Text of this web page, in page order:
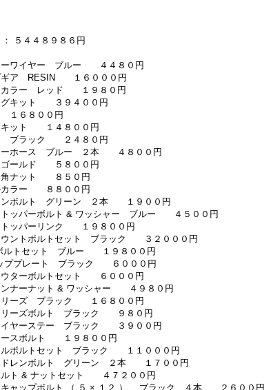
５４４８９８６円
ーワイヤー ブルー ４４８０円
ギア RESIN １６０００円
カラー レッド １９８０円
グキット ３９４００円
１６８００円
キット １４８００円
ー ブラック ２４８０円
ターホース ブルー ２本 ４８００円
ゴールド ５８００円
角ナット ８５０円
カラー ８８００円
ンボルト グリーン ２本 １９００円
トッパーボルト & ワッシャー ブルー ４５００円
トッパーリンク １９８００円
ウントボルトセット ブラック ３２０００円
ボルトセット ブルー １９８００円
ププレート ブラック ６０００円
ウターボルトセット ６０００円
ンナーナット & ワッシャー ４９８０円
リーズ ブラック １６８００円
リーズボルト ブラック ９８０円
イヤーステー ブラック ３９００円
ースボルト １９８００円
ルボルトセット ブラック １１０００円
ドレンボルト グリーン ２本 １７００円
ルト & ナットセット ４７２００円
キャップボルト （ ５ × １２ ） ブラック ４本 ２６００円